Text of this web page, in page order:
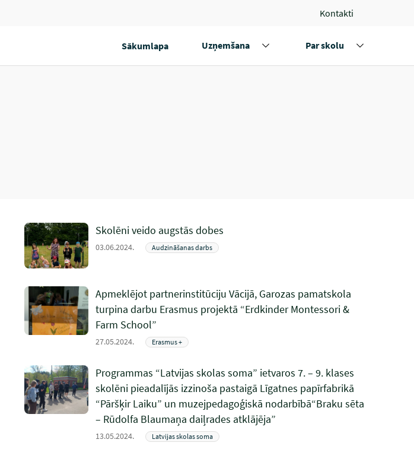
Kontakti
Sākumlapa Uzņemšana Par skolu
Skolēni veido augstās dobes
03.06.2024. Audzināšanas darbs
Apmeklējot partnerinstitūciju Vācijā, Garozas pamatskola
turpina darbu Erasmus projektā “Erdkinder Montessori &
Farm School”
27.05.2024. Erasmus +
Programmas “Latvijas skolas soma” ietvaros 7. – 9. klases
skolēni pieadalījās izzinoša pastaigā Līgatnes papīrfabrikā
“Pāršķir Laiku” un muzejpedagoģiskā nodarbībā“Braku sēta
– Rūdolfa Blaumaņa daiļrades atklājēja”
13.05.2024. Latvijas skolas soma